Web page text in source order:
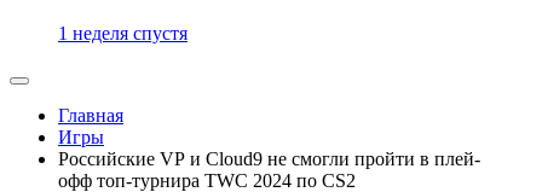
1 неделя спустя
Главная
Игры
Российские VP и Cloud9 не смогли пройти в плей-
офф топ-турнира TWC 2024 по CS2